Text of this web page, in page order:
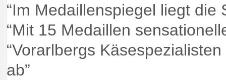
“Im Medaillenspiegel liegt die
“Mit 15 Medaillen
“Vorarlbergs
ab”